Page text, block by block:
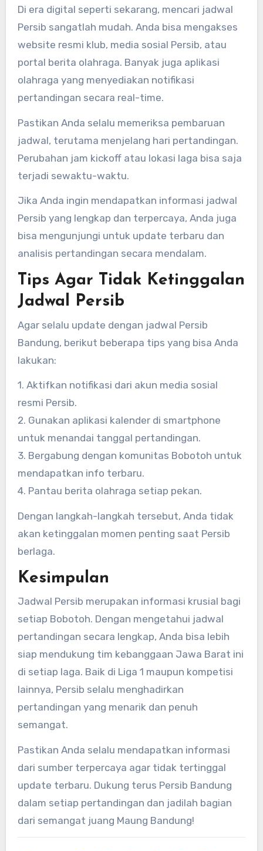
Di era digital seperti sekarang, mencari jadwal
Persib sangatlah mudah. Anda bisa mengakses
website resmi klub, media sosial Persib, atau
portal berita olahraga. Banyak juga aplikasi
olahraga yang menyediakan notifikasi
pertandingan secara real-time.
Pastikan Anda selalu memeriksa pembaruan
jadwal, terutama menjelang hari pertandingan.
Perubahan jam kickoff atau lokasi laga bisa saja
terjadi sewaktu-waktu.
Jika Anda ingin mendapatkan informasi jadwal
Persib yang lengkap dan terpercaya, Anda juga
bisa mengunjungi untuk update terbaru dan
analisis pertandingan secara mendalam.
Tips Agar Tidak Ketinggalan
Jadwal Persib
Agar selalu update dengan jadwal Persib
Bandung, berikut beberapa tips yang bisa Anda
lakukan:
1. Aktifkan notifikasi dari akun media sosial
resmi Persib.
2. Gunakan aplikasi kalender di smartphone
untuk menandai tanggal pertandingan.
3. Bergabung dengan komunitas Bobotoh untuk
mendapatkan info terbaru.
4. Pantau berita olahraga setiap pekan.
Dengan langkah-langkah tersebut, Anda tidak
akan ketinggalan momen penting saat Persib
berlaga.
Kesimpulan
Jadwal Persib merupakan informasi krusial bagi
setiap Bobotoh. Dengan mengetahui jadwal
pertandingan secara lengkap, Anda bisa lebih
siap mendukung tim kebanggaan Jawa Barat ini
di setiap laga. Baik di Liga 1 maupun kompetisi
lainnya, Persib selalu menghadirkan
pertandingan yang menarik dan penuh
semangat.
Pastikan Anda selalu mendapatkan informasi
dari sumber terpercaya agar tidak tertinggal
update terbaru. Dukung terus Persib Bandung
dalam setiap pertandingan dan jadilah bagian
dari semangat juang Maung Bandung!